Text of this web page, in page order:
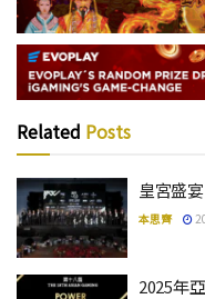
Related Posts
皇宮盛宴
本思齊
2025年